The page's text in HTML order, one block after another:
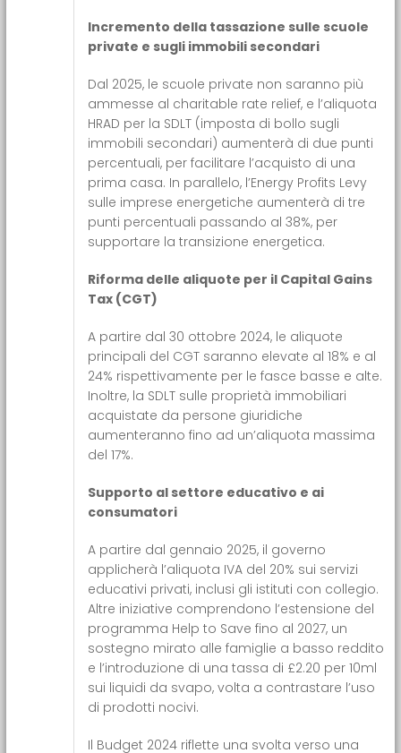
Incremento della tassazione sulle scuole
private e sugli immobili secondari
Dal 2025, le scuole private non saranno più
ammesse al charitable rate relief, e l’aliquota
HRAD per la SDLT (imposta di bollo sugli
immobili secondari) aumenterà di due punti
percentuali, per facilitare l’acquisto di una
prima casa. In parallelo, l’Energy Profits Levy
sulle imprese energetiche aumenterà di tre
punti percentuali passando al 38%, per
supportare la transizione energetica.
Riforma delle aliquote per il Capital Gains
Tax (CGT)
A partire dal 30 ottobre 2024, le aliquote
principali del CGT saranno elevate al 18% e al
24% rispettivamente per le fasce basse e alte.
Inoltre, la SDLT sulle proprietà immobiliari
acquistate da persone giuridiche
aumenteranno fino ad un’aliquota massima
del 17%.
Supporto al settore educativo e ai
consumatori
A partire dal gennaio 2025, il governo
applicherà l’aliquota IVA del 20% sui servizi
educativi privati, inclusi gli istituti con collegio.
Altre iniziative comprendono l’estensione del
programma Help to Save fino al 2027, un
sostegno mirato alle famiglie a basso reddito
e l’introduzione di una tassa di £2.20 per 10ml
sui liquidi da svapo, volta a contrastare l’uso
di prodotti nocivi.
Il Budget 2024 riflette una svolta verso una